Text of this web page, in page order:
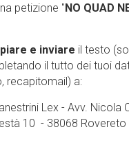
petizione "NO QUAD
e inviare il testo
il tutto dei tuoi
recapitomail) a:
Lex - Avv. Nicola
10 - 38068 Rovereto